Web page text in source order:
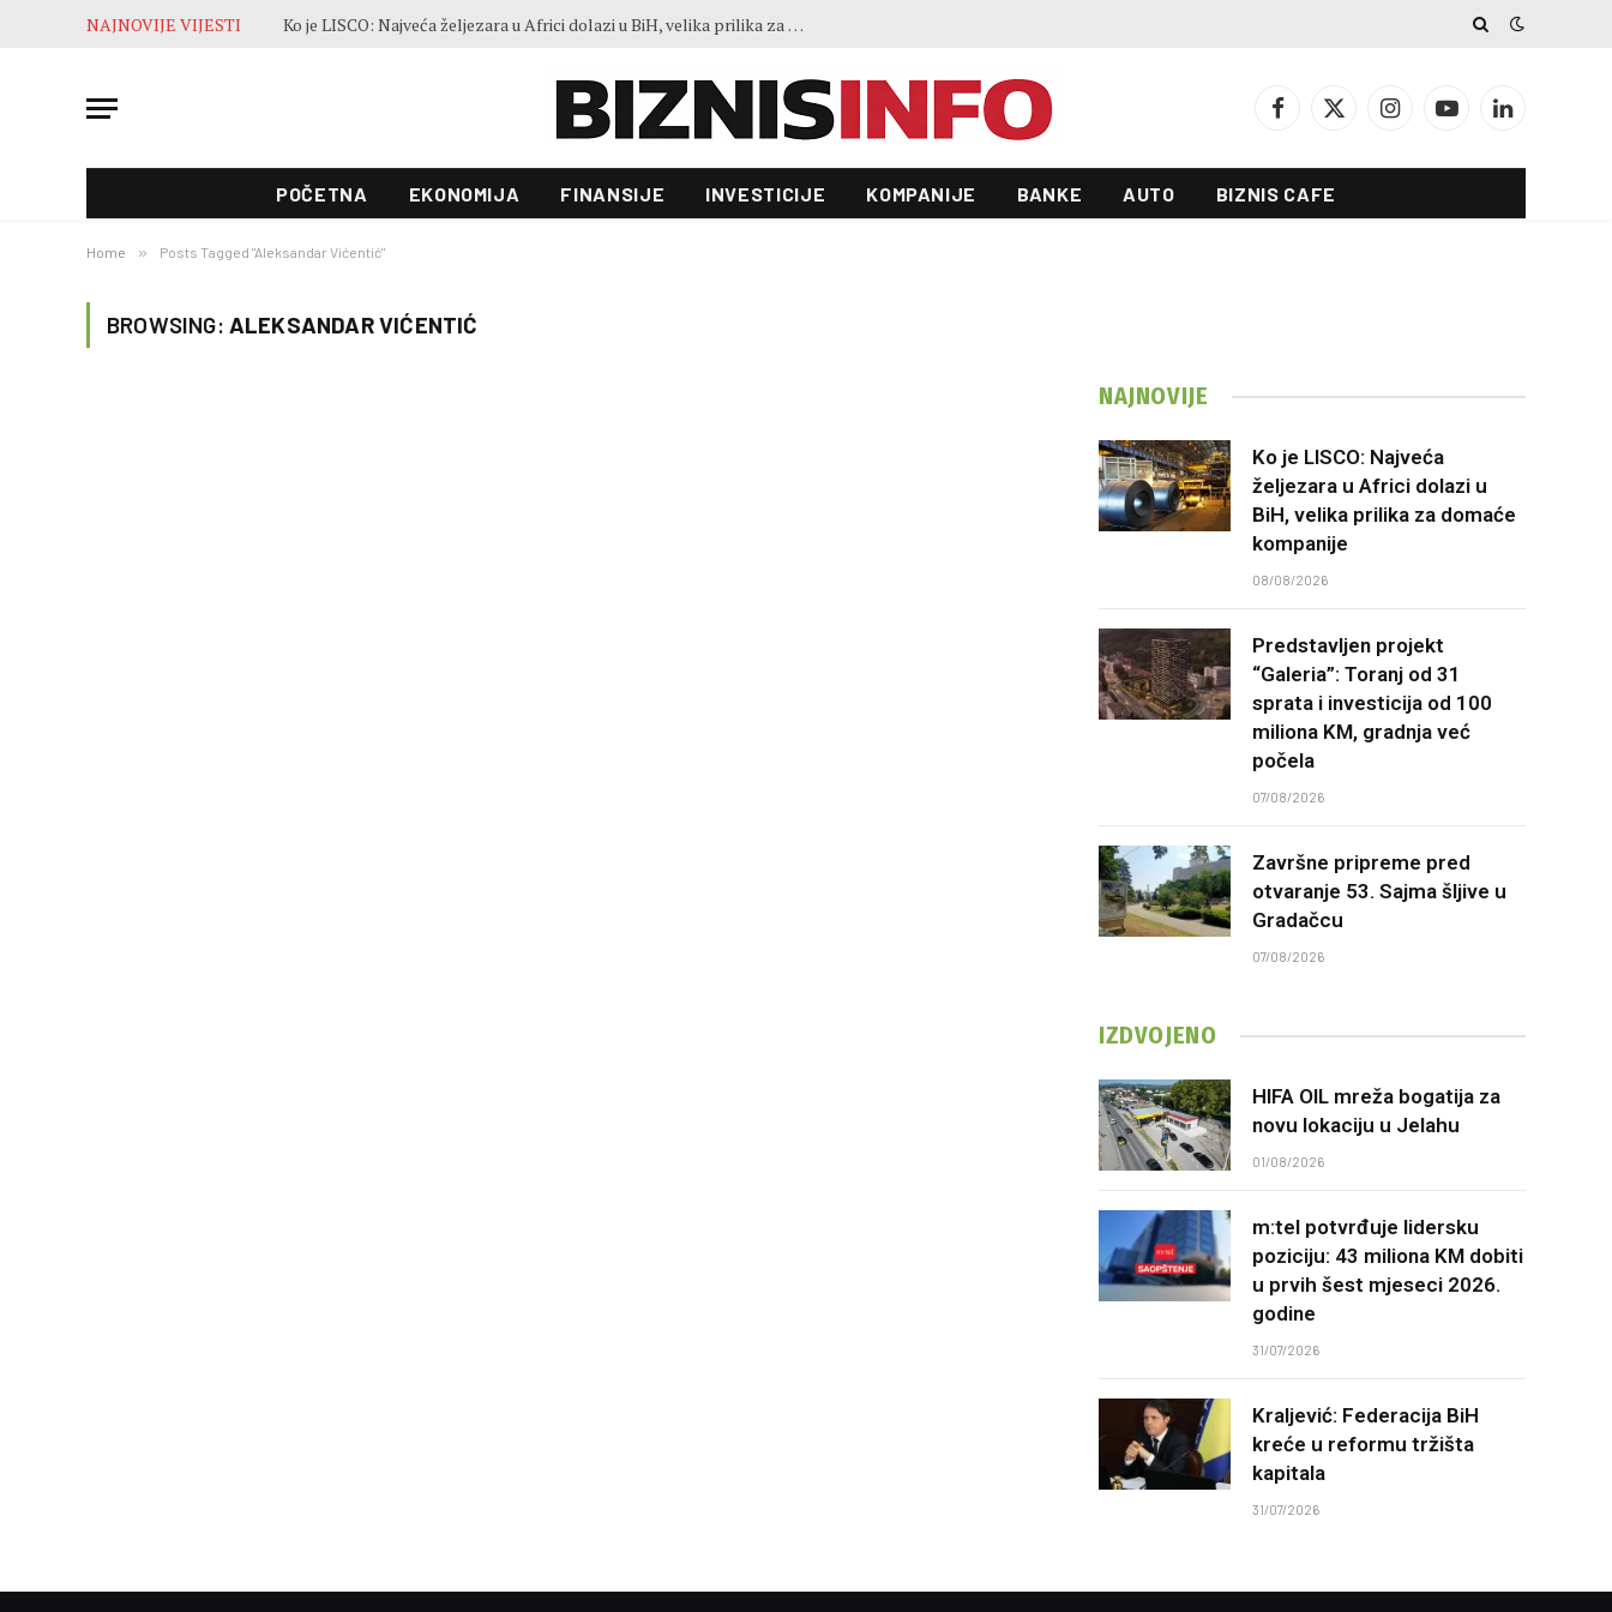
NAJNOVIJE VIJESTI Ko je LISCO: Najveća željezara u Africi dolazi u BiH, velika prilika za domaće kompanije
Facebook
X
InstagramYouTubeLinkedIn
POČETNA EKONOMIJA FINANSIJE INVESTICIJE KOMPANIJE BANKE AUTO BIZNIS CAFE
Home » Posts Tagged "Aleksandar Vićentić"
BROWSING: ALEKSANDAR VIĆENTIĆ
NAJNOVIJE
Ko je LISCO: Najveća
željezara u Africi dolazi u
BiH, velika prilika za domaće
kompanije
08/08/2026
Predstavljen projekt
“Galeria”: Toranj od 31
sprata i investicija od 100
miliona KM, gradnja već
počela
07/08/2026
Završne pripreme pred
otvaranje 53. Sajma šljive u
Gradačcu
07/08/2026
IZDVOJENO
HIFA OIL mreža bogatija za
novu lokaciju u Jelahu
01/08/2026
m:tel potvrđuje lidersku
poziciju: 43 miliona KM dobiti
u prvih šest mjeseci 2026.
godine
31/07/2026
Kraljević: Federacija BiH
kreće u reformu tržišta
kapitala
31/07/2026